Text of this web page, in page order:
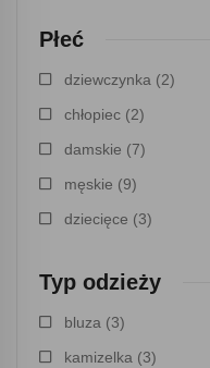
Płeć
dziewczynka (2)
chłopiec (2)
damskie (7)
męskie (9)
dziecięce (3)
Typ odzieży
bluza (3)
kamizelka (3)